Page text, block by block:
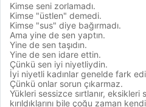
Kimse seni zorlamadı.
Kimse "üstlen" demedi.
Kimse "sus" diye bağırmadı.
Ama yine de sen yaptın.
Yine de sen taşıdın.
Yine de sen idare ettin.
Çünkü sen iyi niyetliydin.
İyi niyetli kadınlar genelde fark
Çünkü onlar sorun çıkarmaz.
Yükleri sessizce sırtlanır, eksikleri
kırıldıklarını bile çoğu zaman